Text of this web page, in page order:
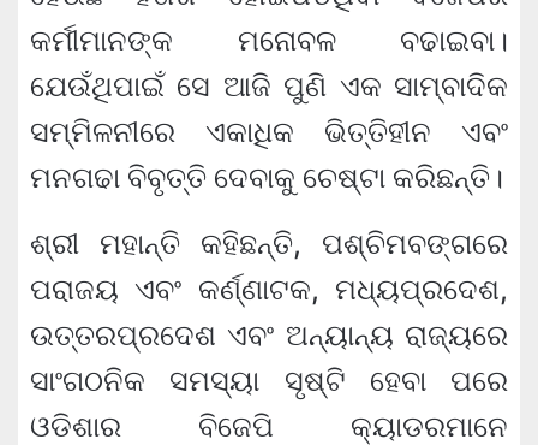
କର୍ମୀମାନଙ୍କ ମନୋବଳ ବଢାଇବା।
ଯେଉଁଥିପାଇଁ ସେ ଆଜି ପୁଣି ଏକ ସାମ୍ବାଦିକ
ସମ୍ମିଳନୀରେ ଏକାଧିକ ଭିତ୍ତିହୀନ ଏବଂ
ମନଗଢା ବିବୃତ୍ତି ଦେବାକୁ ଚେଷ୍ଟା କରିଛନ୍ତି।
ଶ୍ରୀ ମହାନ୍ତି କହିଛନ୍ତି, ପଶ୍ଚିମବଙ୍ଗରେ
ପରାଜୟ ଏବଂ କର୍ଣ୍ଣାଟକ, ମଧ୍ୟପ୍ରଦେଶ,
ଉତ୍ତରପ୍ରଦେଶ ଏବଂ ଅନ୍ୟାନ୍ୟ ରାଜ୍ୟରେ
ସାଂଗଠନିକ ସମସ୍ୟା ସୃଷ୍ଟି ହେବା ପରେ
ଓଡିଶାର ବିଜେପି କ୍ୟାଡରମାନେ